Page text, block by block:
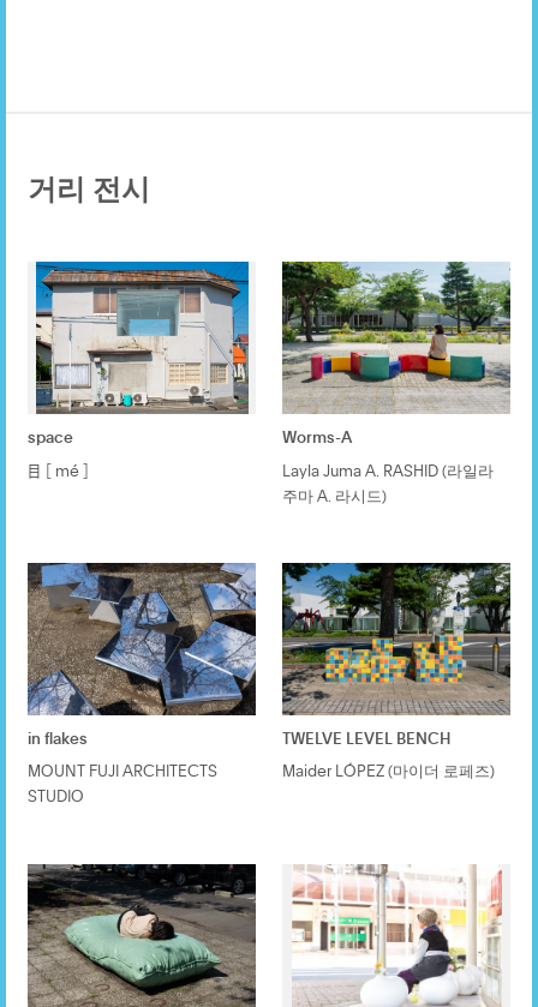
거리 전시
space
目 ［ mé ］
Worms-A
Layla Juma A. RASHID (라일라
주마 A. 라시드)
in flakes
MOUNT FUJI ARCHITECTS
STUDIO
TWELVE LEVEL BENCH
Maider LÓPEZ (마이더 로페즈)